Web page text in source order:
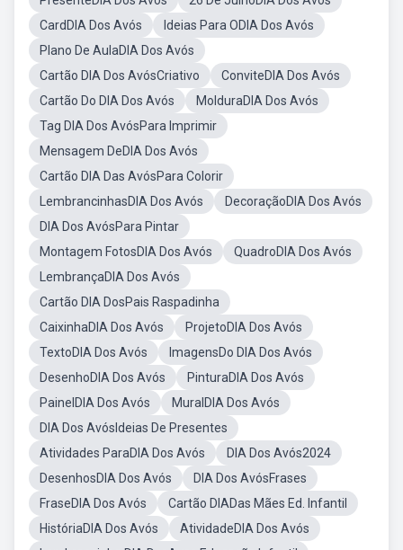
CardDIA Dos Avós
Ideias Para ODIA Dos Avós
Plano De AulaDIA Dos Avós
Cartão DIA Dos AvósCriativo
ConviteDIA Dos Avós
Cartão Do DIA Dos Avós
MolduraDIA Dos Avós
Tag DIA Dos AvósPara Imprimir
Mensagem DeDIA Dos Avós
Cartão DIA Das AvósPara Colorir
LembrancinhasDIA Dos Avós
DecoraçãoDIA Dos Avós
DIA Dos AvósPara Pintar
Montagem FotosDIA Dos Avós
QuadroDIA Dos Avós
LembrançaDIA Dos Avós
Cartão DIA DosPais Raspadinha
CaixinhaDIA Dos Avós
ProjetoDIA Dos Avós
TextoDIA Dos Avós
ImagensDo DIA Dos Avós
DesenhoDIA Dos Avós
PinturaDIA Dos Avós
PainelDIA Dos Avós
MuralDIA Dos Avós
DIA Dos AvósIdeias De Presentes
Atividades ParaDIA Dos Avós
DIA Dos Avós2024
DesenhosDIA Dos Avós
DIA Dos AvósFrases
FraseDIA Dos Avós
Cartão DIADas Mães Ed. Infantil
HistóriaDIA Dos Avós
AtividadeDIA Dos Avós